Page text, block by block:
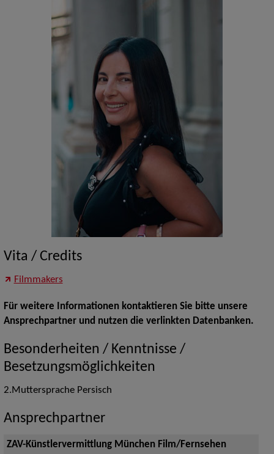
Vita / Credits
Filmmakers
Für weitere Informationen kontaktieren Sie bitte unsere
Ansprechpartner und nutzen die verlinkten Datenbanken.
Besonderheiten / Kenntnisse /
Besetzungsmöglichkeiten
2.Muttersprache Persisch
Ansprechpartner
ZAV-Künstlervermittlung München Film/Fernsehen